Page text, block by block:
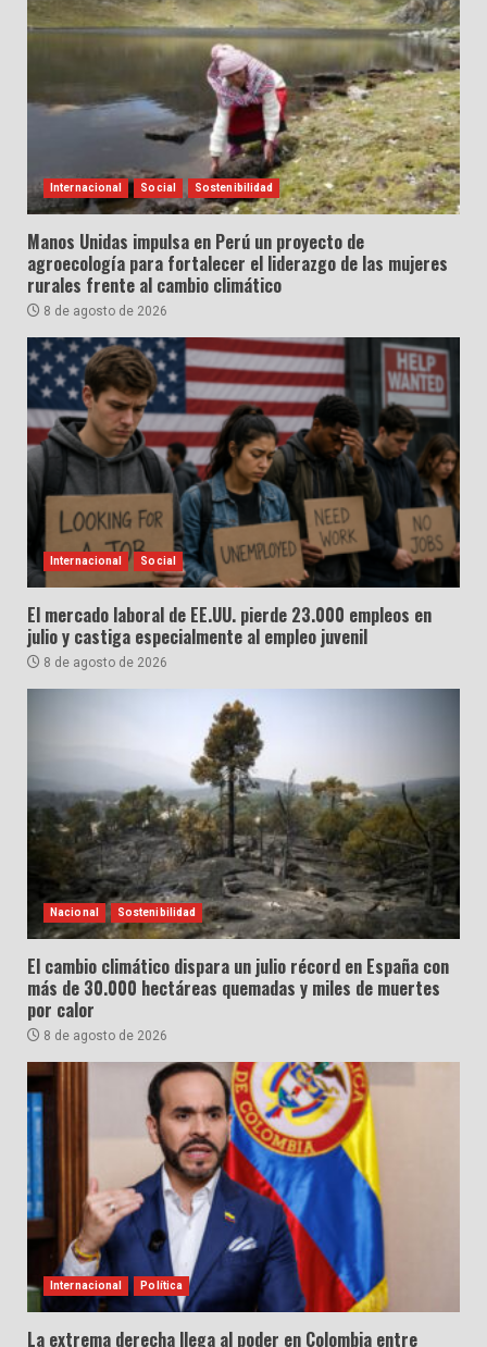
Internacional Social Sostenibilidad
Manos Unidas impulsa en Perú un proyecto de
agroecología para fortalecer el liderazgo de las mujeres
rurales frente al cambio climático
8 de agosto de 2026
Internacional Social
El mercado laboral de EE.UU. pierde 23.000 empleos en
julio y castiga especialmente al empleo juvenil
8 de agosto de 2026
Nacional Sostenibilidad
El cambio climático dispara un julio récord en España con
más de 30.000 hectáreas quemadas y miles de muertes
por calor
8 de agosto de 2026
Internacional Política
La extrema derecha llega al poder en Colombia entre